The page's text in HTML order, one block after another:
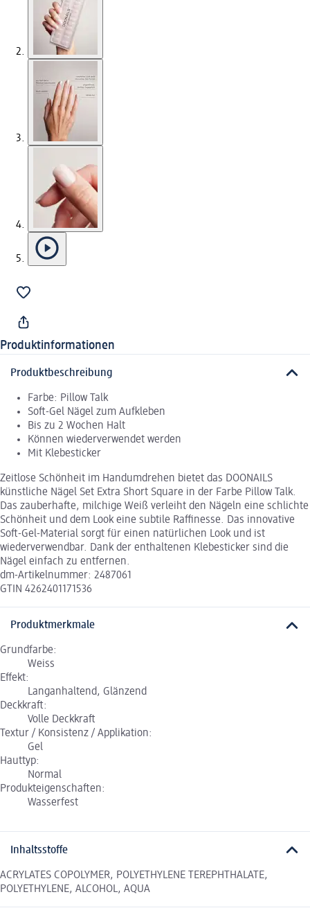
Produktinformationen
Produktbeschreibung
Farbe: Pillow Talk
Soft-Gel Nägel zum Aufkleben
Bis zu 2 Wochen Halt
Können wiederverwendet werden
Mit Klebesticker
Zeitlose Schönheit im Handumdrehen bietet das DOONAILS
künstliche Nägel Set Extra Short Square in der Farbe Pillow Talk.
Das zauberhafte, milchige Weiß verleiht den Nägeln eine schlichte
Schönheit und dem Look eine subtile Raffinesse. Das innovative
Soft-Gel-Material sorgt für einen natürlichen Look und ist
wiederverwendbar. Dank der enthaltenen Klebesticker sind die
Nägel einfach zu entfernen.
dm-Artikelnummer: 2487061
GTIN 4262401171536
Produktmerkmale
Grundfarbe:
Weiss
Effekt:
Langanhaltend, Glänzend
Deckkraft:
Volle Deckkraft
Textur / Konsistenz / Applikation:
Gel
Hauttyp:
Normal
Produkteigenschaften:
Wasserfest
Inhaltsstoffe
ACRYLATES COPOLYMER, POLYETHYLENE TEREPHTHALATE,
POLYETHYLENE, ALCOHOL, AQUA